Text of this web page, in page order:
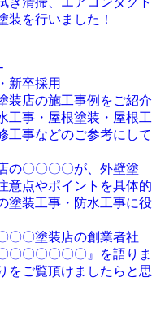
装を行いました！
新卒採用
装店の施工事例をご紹介
工事・屋根塗装・屋根工
工事などのご参考にして
の〇〇〇〇が、外壁塗
意点やポイントを具体的
塗装工事・防水工事に役
〇〇塗装店の創業者社
〇〇〇〇〇〇』を語りま
をご覧頂けましたらと思